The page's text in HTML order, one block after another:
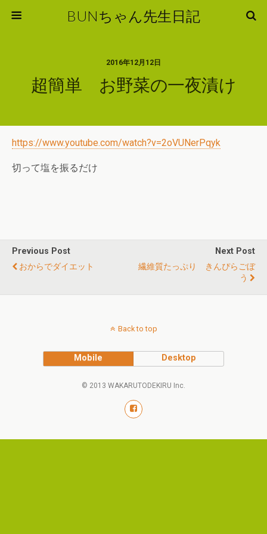
BUNちゃん先生日記
2016年12月12日
超簡単 お野菜の一夜漬け
https://www.youtube.com/watch?v=2oVUNerPqyk
切って塩を振るだけ
Previous Post
おからでダイエット
Next Post
繊維質たっぷり きんぴらごぼ
う
Back to top
Mobile Desktop
© 2013 WAKARUTODEKIRU Inc.